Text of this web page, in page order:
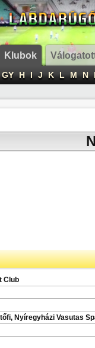
Klubok
GY H I J K L M N
Club
Nyíregyházi Vasutas